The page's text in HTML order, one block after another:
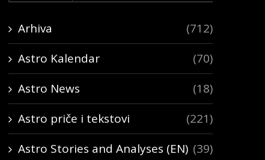
Arhiva
(712)
Astro Kalendar
(70)
Astro News
(18)
Astro priče i tekstovi
(221)
Astro Stories and Analyses (EN) (39)